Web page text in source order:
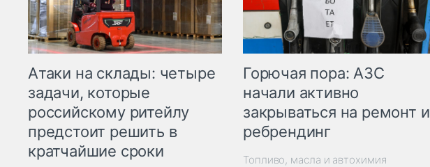
Атаки на склады: четыре
задачи, которые
российскому ритейлу
предстоит решить в
кратчайшие сроки
Горючая пора: АЗС
начали активно
закрываться на ремонт и
ребрендинг
Топливо, масла и автохимия